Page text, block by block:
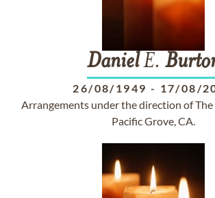
DanielE.
26/08/1949 - 17/08/
Arrangements under the direction of
Pacific Grove, CA.